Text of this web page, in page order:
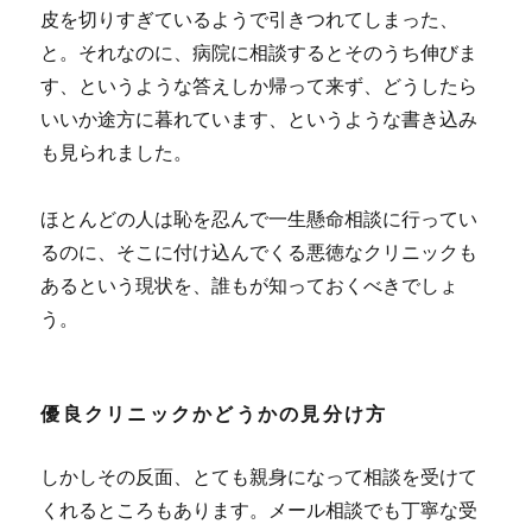
皮を切りすぎているようで引きつれてしまった、
と。それなのに、病院に相談するとそのうち伸びま
す、というような答えしか帰って来ず、どうしたら
いいか途方に暮れています、というような書き込み
も見られました。
ほとんどの人は恥を忍んで一生懸命相談に行ってい
るのに、そこに付け込んでくる悪徳なクリニックも
あるという現状を、誰もが知っておくべき でしょ
う。
優良クリニックかどうかの見分け方
しかしその反面、とても親身になって相談を受けて
くれるところもあります。メール相談でも丁寧な受